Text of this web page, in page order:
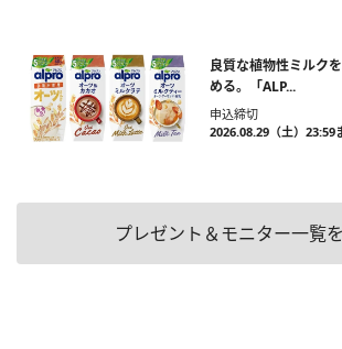
良質な植物性ミルク
める。「ALP...
申込締切
2026.08.29（土）23:59
プレゼント＆モニター一覧